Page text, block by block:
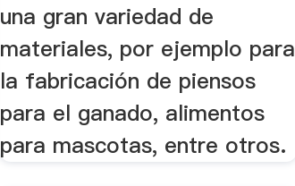
una gran variedad de
materiales, por ejemplo para
la fabricación de piensos
para el ganado, alimentos
para mascotas, entre otros.